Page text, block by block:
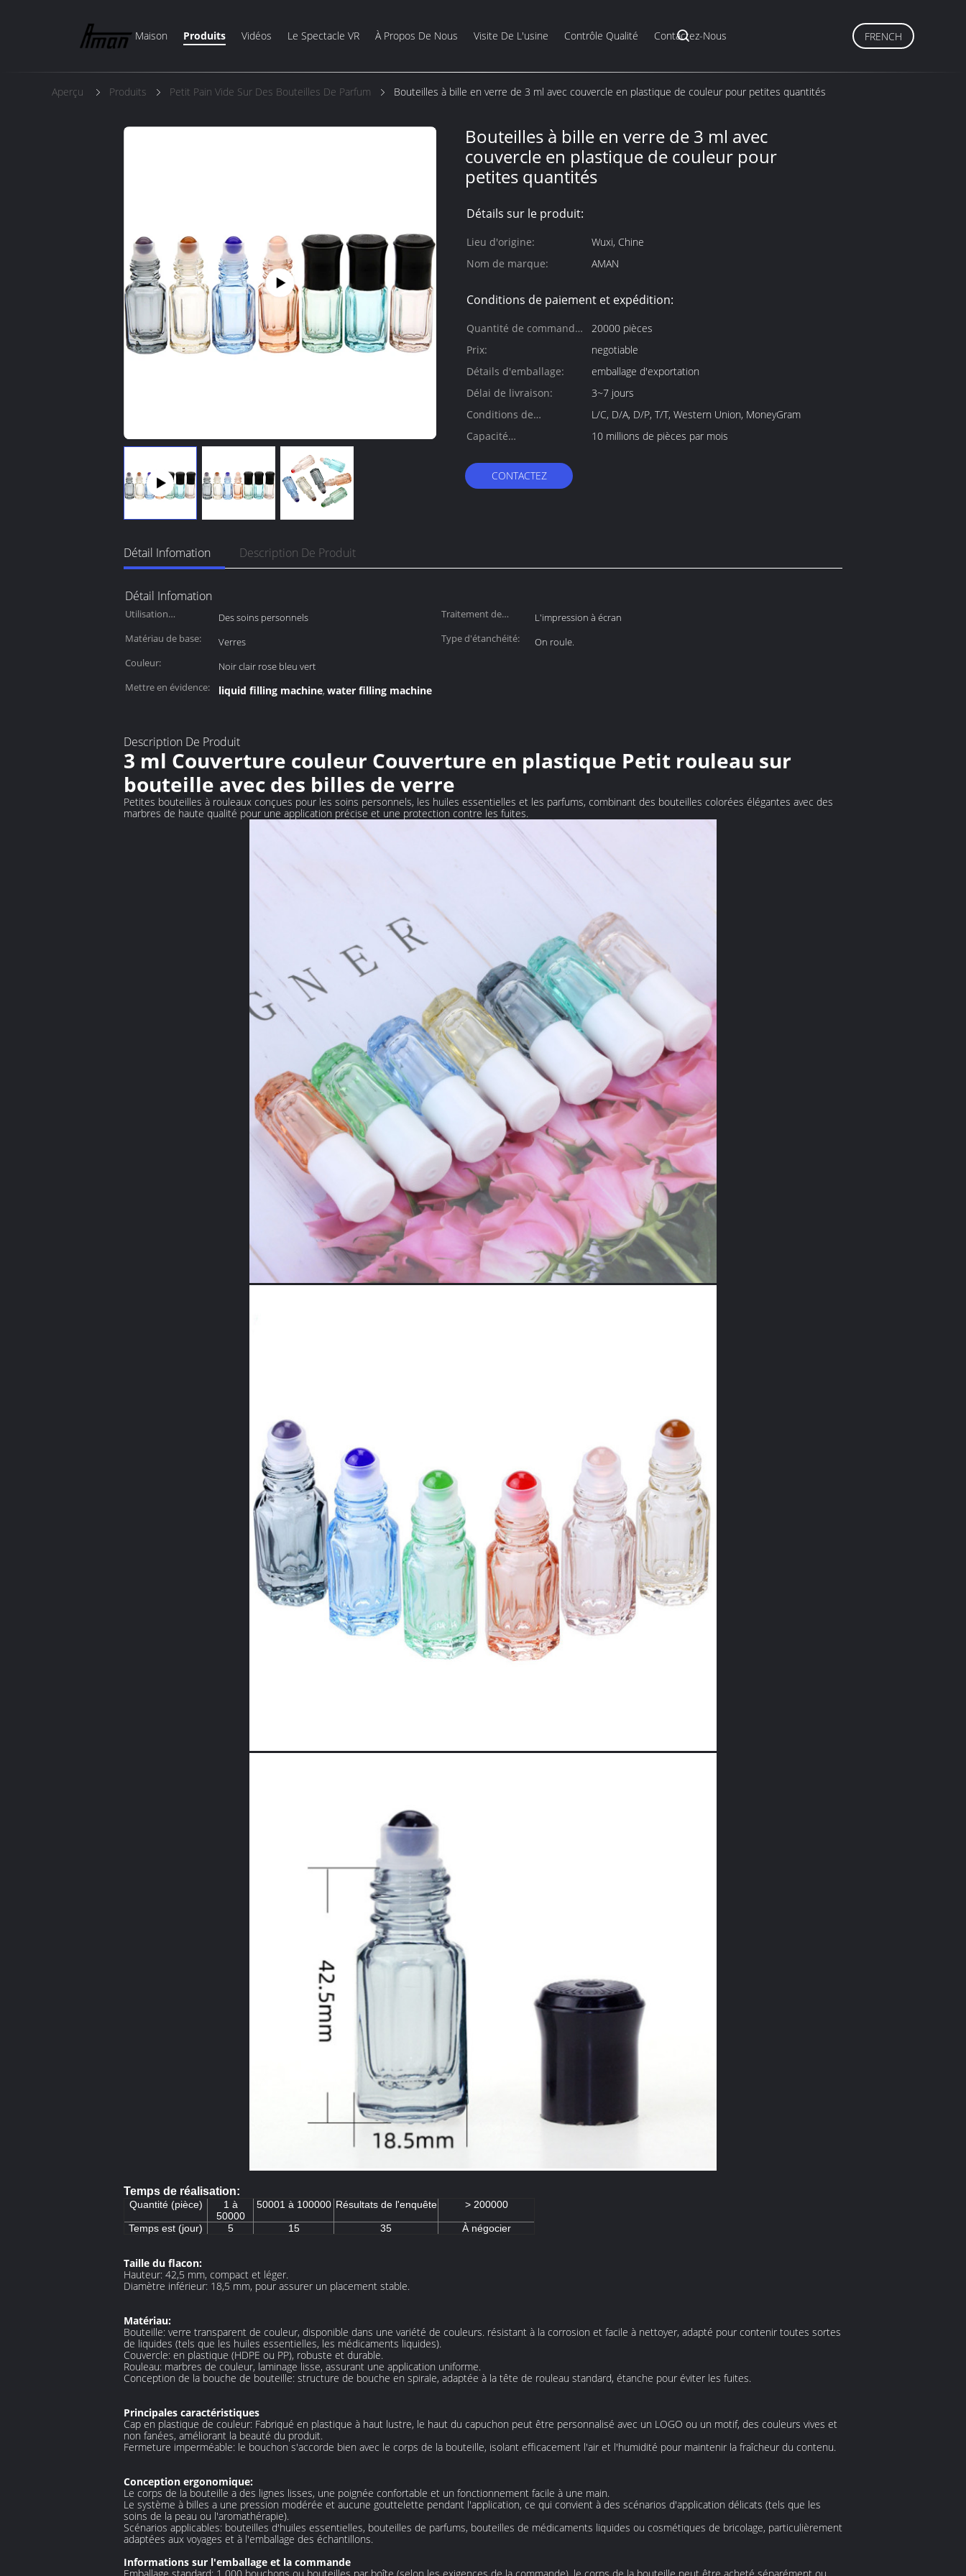
Maison Produits Vidéos Le Spectacle VR À Propos De Nous Visite De L'usine Contrôle Qualité Contactez-Nous FRENCH
Aperçu Produits Petit Pain Vide Sur Des Bouteilles De Parfum Bouteilles à bille en verre de 3 ml avec couvercle en plastique de couleur pour petites quantités
Bouteilles à bille en verre de 3 ml avec
couvercle en plastique de couleur pour
petites quantités
Détails sur le produit:
Lieu d'origine:
Wuxi, Chine
Nom de marque:
AMAN
Conditions de paiement et expédition:
Quantité de commande
min:
20000 pièces
Prix:
negotiable
Détails d'emballage:
emballage d'exportation
Délai de livraison:
3~7 jours
Conditions de
paiement:
L/C, D/A, D/P, T/T, Western Union, MoneyGram
Capacité
10 millions de pièces par mois
CONTACTEZ
Détail Infomation Description De Produit
Détail Infomation
Utilisation
Des soins personnels
Traitement de
L'impression à écran
Matériau de base:
Verres Type d'étanchéité:
On roule.
Couleur:
Noir clair rose bleu vert
Mettre en évidence:
liquid filling machine, water filling machine
Description De Produit
3 ml Couverture couleur Couverture en plastique Petit rouleau sur
bouteille avec des billes de verre
Petites bouteilles à rouleaux conçues pour les soins personnels, les huiles essentielles et les parfums, combinant des bouteilles colorées élégantes avec des
marbres de haute qualité pour une application précise et une protection contre les fuites.
Temps de réalisation:
Quantité (pièce)
1 à
50000
50001 à 100000 Résultats de l'enquête > 200000
Temps est (jour) 5 15 35 À négocier
Taille du flacon:
Hauteur: 42,5 mm, compact et léger.
Diamètre inférieur: 18,5 mm, pour assurer un placement stable.
Matériau:
Bouteille: verre transparent de couleur, disponible dans une variété de couleurs. résistant à la corrosion et facile à nettoyer, adapté pour contenir toutes sortes
de liquides (tels que les huiles essentielles, les médicaments liquides).
Couvercle: en plastique (HDPE ou PP), robuste et durable.
Rouleau: marbres de couleur, laminage lisse, assurant une application uniforme.
Conception de la bouche de bouteille: structure de bouche en spirale, adaptée à la tête de rouleau standard, étanche pour éviter les fuites.
Principales caractéristiques
Cap en plastique de couleur: Fabriqué en plastique à haut lustre, le haut du capuchon peut être personnalisé avec un LOGO ou un motif, des couleurs vives et
non fanées, améliorant la beauté du produit.
Fermeture imperméable: le bouchon s'accorde bien avec le corps de la bouteille, isolant efficacement l'air et l'humidité pour maintenir la fraîcheur du contenu.
Conception ergonomique:
Le corps de la bouteille a des lignes lisses, une poignée confortable et un fonctionnement facile à une main.
Le système à billes a une pression modérée et aucune gouttelette pendant l'application, ce qui convient à des scénarios d'application délicats (tels que les
soins de la peau ou l'aromathérapie).
Scénarios applicables: bouteilles d'huiles essentielles, bouteilles de parfums, bouteilles de médicaments liquides ou cosmétiques de bricolage, particulièrement
adaptées aux voyages et à l'emballage des échantillons.
Informations sur l'emballage et la commande